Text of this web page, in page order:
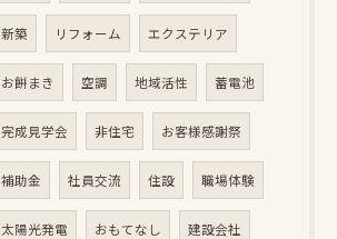
新築 リフォーム エクステリア
お餅まき 空調 地域活性 蓄電池
完成見学会 非住宅 お客様感謝祭
補助金 社員交流 住設 職場体験
太陽光発電 おもてなし 建設会社